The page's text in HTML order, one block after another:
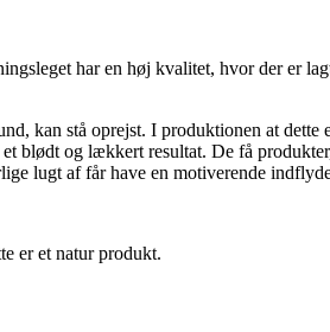
har en høj kvalitet, hvor der er
kan stå oprejst. I produktionen at
blødt og lækkert resultat. De få
lugt af får have en motiverende
er et natur produkt.